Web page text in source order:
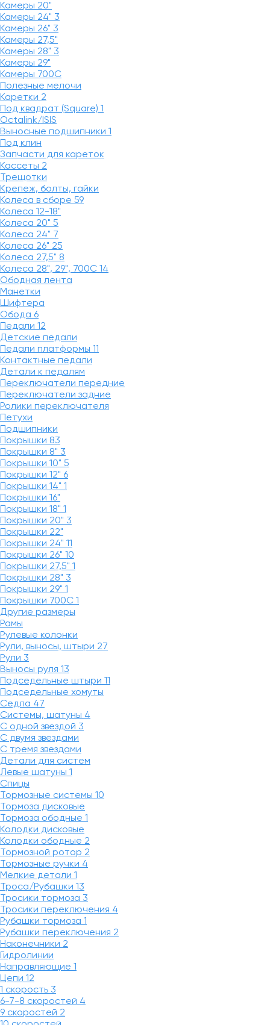
Камеры 20"
Камеры 24" 3
Камеры 26" 3
Камеры 27,5"
Камеры 28" 3
Камеры 29"
Камеры 700C
Полезные мелочи
Каретки 2
Под квадрат (Square) 1
Octalink/ISIS
Выносные подшипники 1
Под клин
Запчасти для кареток
Кассеты 2
Трещотки
Крепеж, болты, гайки
Колеса в сборе 59
Колеса 12-18"
Колеса 20" 5
Колеса 24" 7
Колеса 26" 25
Колеса 27,5" 8
Колеса 28", 29", 700С 14
Ободная лента
Манетки
Шифтера
Обода 6
Педали 12
Детские педали
Педали платформы 11
Контактные педали
Детали к педалям
Переключатели передние
Переключатели задние
Ролики переключателя
Петухи
Подшипники
Покрышки 83
Покрышки 8" 3
Покрышки 10" 5
Покрышки 12" 6
Покрышки 14" 1
Покрышки 16"
Покрышки 18" 1
Покрышки 20" 3
Покрышки 22"
Покрышки 24" 11
Покрышки 26" 10
Покрышки 27,5" 1
Покрышки 28" 3
Покрышки 29" 1
Покрышки 700C 1
Другие размеры
Рамы
Рулевые колонки
Рули, выносы, штыри 27
Рули 3
Выносы руля 13
Подседельные штыри 11
Подседельные хомуты
Седла 47
Системы, шатуны 4
С одной звездой 3
С двумя звездами
С тремя звездами
Детали для систем
Левые шатуны 1
Спицы
Тормозные системы 10
Тормоза дисковые
Тормоза ободные 1
Колодки дисковые
Колодки ободные 2
Тормозной ротор 2
Тормозные ручки 4
Мелкие детали 1
Троса/Рубашки 13
Тросики тормоза 3
Тросики переключения 4
Рубашки тормоза 1
Рубашки переключения 2
Наконечники 2
Гидролинии
Направляющие 1
Цепи 12
1 скорость 3
6-7-8 скоростей 4
9 скоростей 2